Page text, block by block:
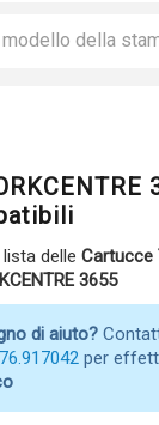
delle Cartucce
3655
di aiuto?
per